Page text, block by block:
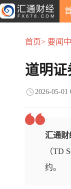
首页> 要闻
道明证
2026-05-01
汇通
（TD
约。